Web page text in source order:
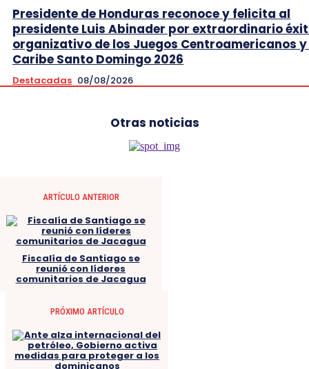
Presidente de Honduras reconoce y felicita al
presidente Luis Abinader por extraordinario
organizativo de los Juegos Centroamericanos
Caribe Santo Domingo 2026
Destacadas 08/08/2026
Otras noticias
ARTÍCULO ANTERIOR
Fiscalía de Santiago se
reunió con líderes
comunitarios de Jacagua
PRÓXIMO ARTÍCULO